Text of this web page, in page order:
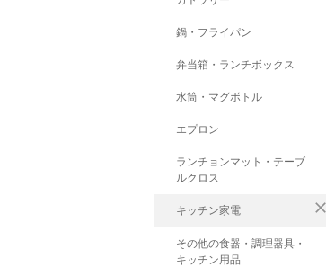
鍋・フライパン
弁当箱・ランチボックス
水筒・マグボトル
エプロン
ランチョンマット・テーブ
ルクロス
キッチン家電 close
その他の食器・調理器具・
キッチン用品